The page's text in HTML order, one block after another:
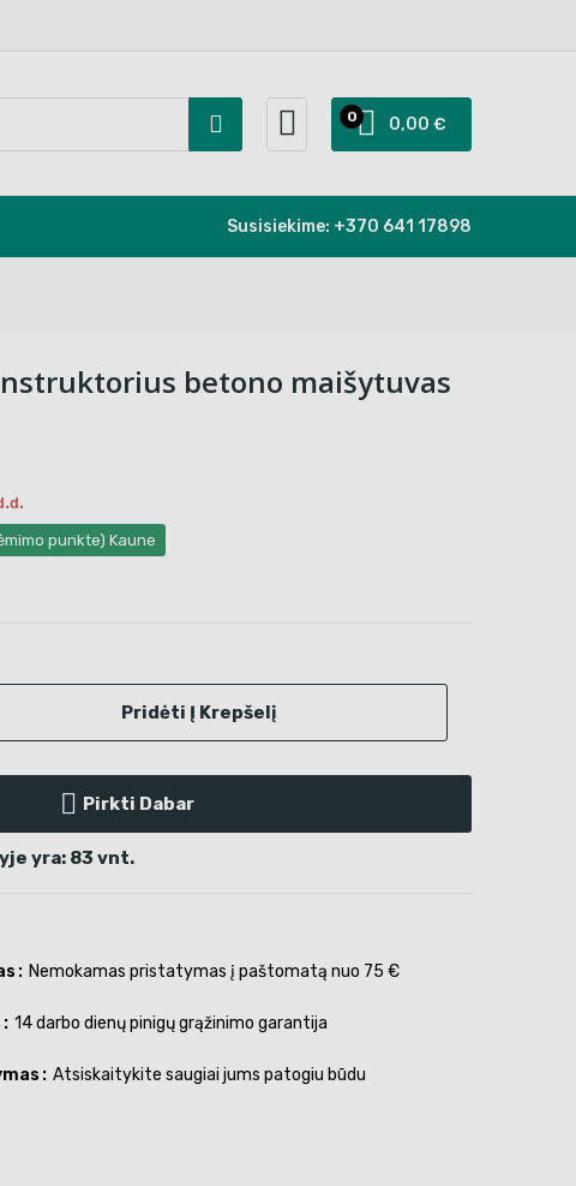
0,00 €
0
Susisiekime: +370 641 17898
betono maišytuvas
punkte) Kaune
Pridėti Į Krepšelį
Pirkti Dabar
yra: 83 vnt.
Nemokamas pristatymas į paštomatą nuo 75 €
14 darbo dienų pinigų grąžinimo garantija
Atsiskaitykite saugiai jums patogiu būdu